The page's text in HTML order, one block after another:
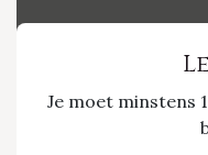
Je moet minstens